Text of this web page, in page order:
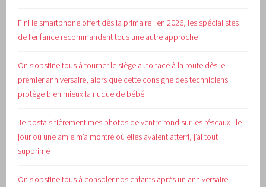
Fini le smartphone offert dès la primaire : en 2026, les spécialistes
de l’enfance recommandent tous une autre approche
On s’obstine tous à tourner le siège auto face à la route dès le
premier anniversaire, alors que cette consigne des techniciens
protège bien mieux la nuque de bébé
Je postais fièrement mes photos de ventre rond sur les réseaux : le
jour où une amie m’a montré où elles avaient atterri, j’ai tout
supprimé
On s’obstine tous à consoler nos enfants après un anniversaire